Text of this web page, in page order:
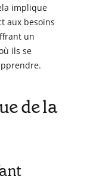
implique
aux besoins
un
ils se
de la